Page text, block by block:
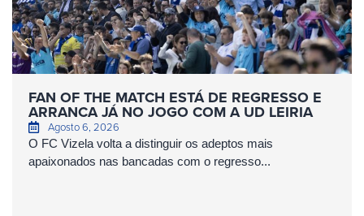
FAN OF THE MATCH ESTÁ DE REGRESSO E
ARRANCA JÁ NO JOGO COM A UD LEIRIA
Agosto 6, 2026
O FC Vizela volta a distinguir os adeptos mais
apaixonados nas bancadas com o regresso...